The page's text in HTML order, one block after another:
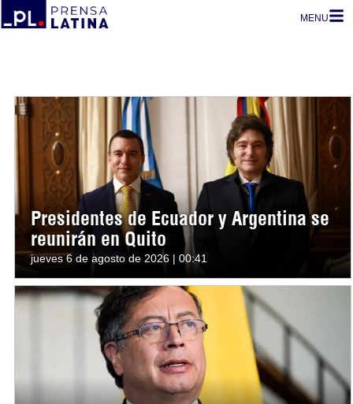
MENU
Presidentes de Ecuador y Argentina se
reunirán en Quito
jueves 6 de agosto de 2026 | 00:41